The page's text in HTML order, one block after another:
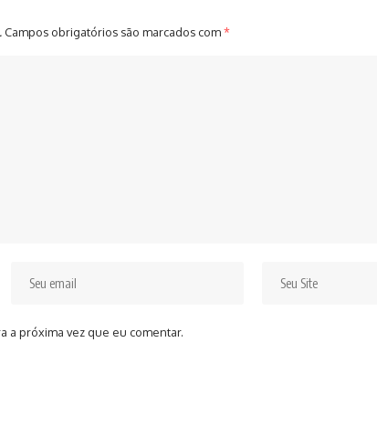
Campos obrigatórios são marcados com*
a próxima vez que eu comentar.